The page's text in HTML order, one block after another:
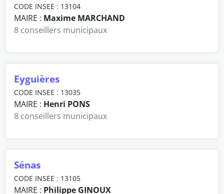
CODE INSEE : 13104
MAIRE : Maxime MARCHAND
8 conseillers municipaux
Eyguières
CODE INSEE : 13035
MAIRE : Henri PONS
8 conseillers municipaux
Sénas
CODE INSEE : 13105
MAIRE : Philippe GINOUX